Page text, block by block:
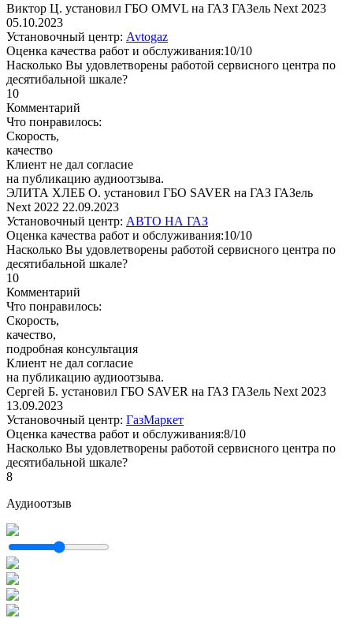
Виктор Ц. установил ГБО OMVL на ГАЗ ГАЗель Next 2023
05.10.2023
Установочный центр: Avtogaz
Оценка качества работ и обслуживания:10/10
Насколько Вы удовлетворены работой сервисного центра по
десятибальной шкале?
10
Комментарий
Что понравилось:
Скорость,
качество
Клиент не дал согласие
на публикацию аудиоотзыва.
ЭЛИТА ХЛЕБ О. установил ГБО SAVER на ГАЗ ГАЗель
Next 2022 22.09.2023
Установочный центр: АВТО НА ГАЗ
Оценка качества работ и обслуживания:10/10
Насколько Вы удовлетворены работой сервисного центра по
десятибальной шкале?
10
Комментарий
Что понравилось:
Скорость,
качество,
подробная консультация
Клиент не дал согласие
на публикацию аудиоотзыва.
Сергей Б. установил ГБО SAVER на ГАЗ ГАЗель Next 2023
13.09.2023
Установочный центр: ГазМаркет
Оценка качества работ и обслуживания:8/10
Насколько Вы удовлетворены работой сервисного центра по
десятибальной шкале?
8
Аудиоотзыв